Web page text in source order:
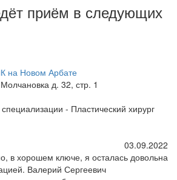
приём в следующих
на Новом Арбате
д. 32, стр. 1
- Пластический хирург
03.09.2022
в хорошем ключе, я осталась довольна
Валерий Сергеевич